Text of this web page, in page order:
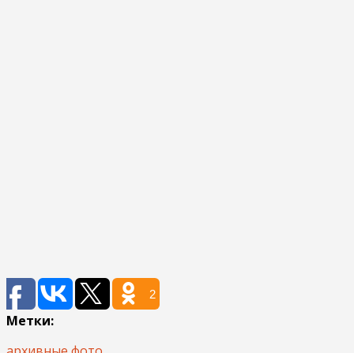
2
Метки: